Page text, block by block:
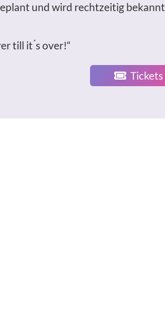
und wird rechtzeitig bekannt
till it ́s over!“
Tickets